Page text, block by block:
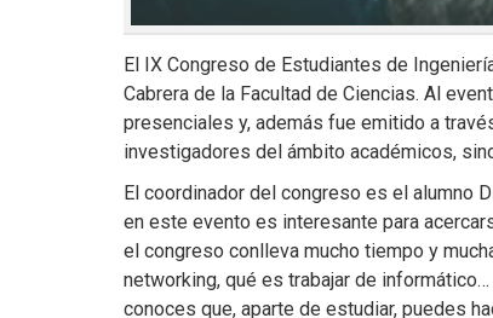
El IX Congreso de Estudiantes de
Cabrera de la Facultad de Ciencias. Al
presenciales y, además fue emitido a
investigadores del ámbito académicos,
El coordinador del congreso es el alumno
en este evento es interesante para
el congreso conlleva mucho tiempo y
networking, qué es trabajar de
conoces que, aparte de estudiar, puedes